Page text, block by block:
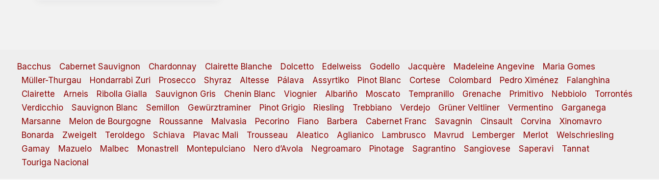
Bacchus Cabernet Sauvignon Chardonnay Clairette Blanche Dolcetto Edelweiss Godello Jacquère Madeleine Angevine
Maria Gomes
Müller-Thurgau
Hondarrabi Zuri Prosecco Shyraz Altesse Pálava Assyrtiko Pinot Blanc Cortese Colombard Pedro Ximénez
Falanghina
Clairette
Arneis Ribolla Gialla Sauvignon Gris Chenin Blanc Viognier Albariño Moscato Tempranillo Grenache Primitivo Nebbiolo
Torrontés
Verdicchio
Sauvignon Blanc Semillon Gewürztraminer Pinot Grigio Riesling Trebbiano Verdejo Grüner Veltliner Vermentino
Garganega
Marsanne
Melon de Bourgogne Roussanne Malvasia Pecorino Fiano Barbera Cabernet Franc Savagnin Cinsault Corvina
Xinomavro
Bonarda
Zweigelt Teroldego Schiava Plavac Mali Trousseau Aleatico Aglianico Lambrusco Mavrud Lemberger Merlot
Welschriesling
Gamay
Mazuelo Malbec Monastrell Montepulciano Nero d’Avola Negroamaro Pinotage Sagrantino Sangiovese Saperavi
Tannat
Touriga Nacional